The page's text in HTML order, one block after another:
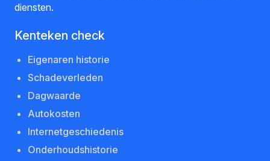
diensten.
Kenteken check
Eigenaren historie
Schadeverleden
Dagwaarde
Autokosten
Internetgeschiedenis
Onderhoudshistorie